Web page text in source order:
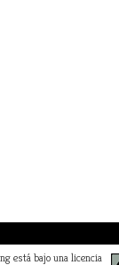
está bajo una licencia